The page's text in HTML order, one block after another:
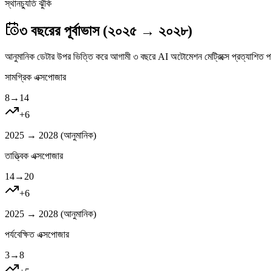
স্থানচ্যুতি ঝুঁকি
৩ বছরের পূর্বাভাস (২০২৫ → ২০২৮)
আনুমানিক ডেটার উপর ভিত্তি করে আগামী ৩ বছরে AI অটোমেশন মেট্রিক্সে প্রত্যাশিত
সামগ্রিক এক্সপোজার
8→ 14
+6
2025 → 2028 (আনুমানিক)
তাত্ত্বিক এক্সপোজার
14→ 20
+6
2025 → 2028 (আনুমানিক)
পর্যবেক্ষিত এক্সপোজার
3→8